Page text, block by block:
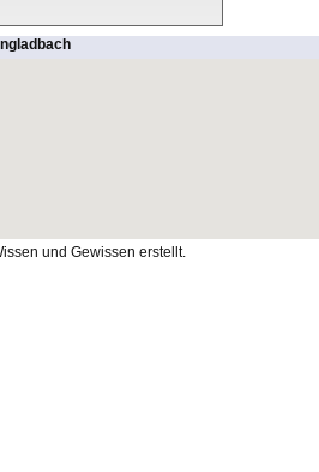
und Gewissen erstellt.